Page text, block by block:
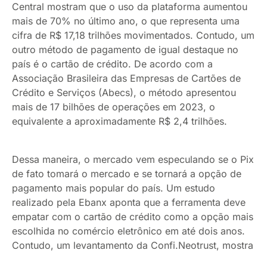
Central mostram que o uso da plataforma aumentou
mais de 70% no último ano, o que representa uma
cifra de R$ 17,18 trilhões movimentados. Contudo, um
outro método de pagamento de igual destaque no
país é o cartão de crédito. De acordo com a
Associação Brasileira das Empresas de Cartões de
Crédito e Serviços (Abecs), o método apresentou
mais de 17 bilhões de operações em 2023, o
equivalente a aproximadamente R$ 2,4 trilhões.
Dessa maneira, o mercado vem especulando se o Pix
de fato tomará o mercado e se tornará a opção de
pagamento mais popular do país. Um estudo
realizado pela Ebanx aponta que a ferramenta deve
empatar com o cartão de crédito como a opção mais
escolhida no comércio eletrônico em até dois anos.
Contudo, um levantamento da Confi.Neotrust, mostra